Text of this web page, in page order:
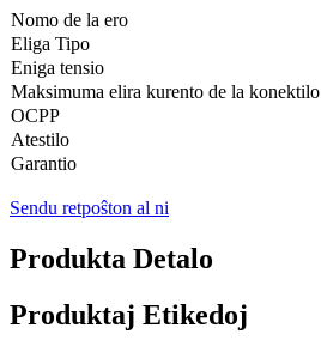
Nomo de la ero
Eliga Tipo
Eniga tensio
Maksimuma elira kurento de la konektilo
OCPP
Atestilo
Garantio
Sendu retpoŝton al ni
Produkta Detalo
Produktaj Etikedoj